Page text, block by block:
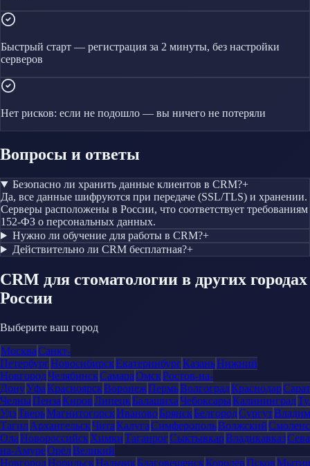
Быстрый старт — регистрация за 2 минуты, без настройки
серверов
Нет рисков: если не подошло — вы ничего не потеряли
Вопросы и ответы
Безопасно ли хранить данные клиентов в CRM?+
Да, все данные шифруются при передаче (SSL/TLS) и хранении.
Серверы расположены в России, что соответствует требованиям
152-ФЗ о персональных данных.
Нужно ли обучение для работы в CRM?+
Действительно ли CRM бесплатная?+
CRM для стоматологии в других городах
России
Выберите ваш город
МоскваСанкт-
ПетербургНовосибирскЕкатеринбургКазаньНижний
НовгородЧелябинскСамараОмскРостов-на-
ДонуУфаКрасноярскВоронежПермьВолгоградКраснодар
ЧелныПензаКировЛипецкБалашихаЧебоксарыКалининград
УдэТверьМагнитогорскИвановоБрянскБелгородСургут
ТагилАрхангельскЧитаКалугаСимферопольВолжский
ОлаНовороссийскХимкиТаганрогСыктывкарВладикавказ
на-АмуреОрёлВеликий
НовгородНорильскНальчикБлаговещенскКоролёвПсков